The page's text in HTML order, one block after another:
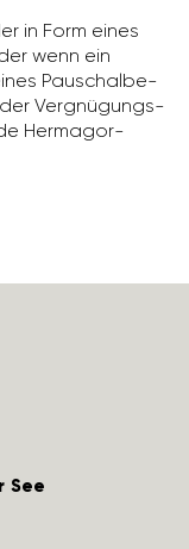
in Form eines
wenn ein
Pauschal­be­
Vergnü­gungs­
Hermagor-
See